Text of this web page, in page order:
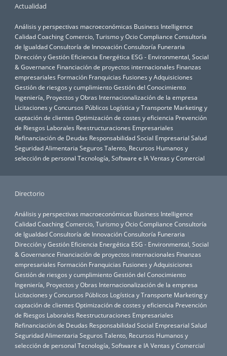
Actualidad
Análisis y perspectivas macroeconómicas Business Intelligence
CalidadCoachingComercio, Turismo y OcioCompliance Consultoría
de IgualdadConsultoría de InnovaciónConsultoría Funeraria
Dirección y Gestión Eficiencia Energética ESG - Environmental, Social
& Governance Financiación de proyectos internacionales Finanzas
empresariales Formación Franquicias Fusiones y Adquisiciones
Gestión de riesgos y cumplimientoGestión del Conocimiento
Ingeniería, Proyectos y Obras Internacionalización de la empresa
Licitaciones y Concursos Públicos Logística y Transporte Marketing y
captación de clientes Optimización de costes y eficiencia Prevención
de Riesgos Laborales Reestructuraciones Empresariales
Refinanciación de Deudas Responsabilidad Social Empresarial Salud
Seguridad Alimentaria Seguros Talento, Recursos Humanos y
selección de personal Tecnología, Software e IA Ventas y Comercial
Directorio
Análisis y perspectivas macroeconómicas Business Intelligence
CalidadCoachingComercio, Turismo y OcioCompliance Consultoría
de IgualdadConsultoría de InnovaciónConsultoría Funeraria
Dirección y Gestión Eficiencia Energética ESG - Environmental, Social
& Governance Financiación de proyectos internacionales Finanzas
empresariales Formación Franquicias Fusiones y Adquisiciones
Gestión de riesgos y cumplimientoGestión del Conocimiento
Ingeniería, Proyectos y Obras Internacionalización de la empresa
Licitaciones y Concursos Públicos Logística y Transporte Marketing y
captación de clientes Optimización de costes y eficiencia Prevención
de Riesgos Laborales Reestructuraciones Empresariales
Refinanciación de Deudas Responsabilidad Social Empresarial Salud
Seguridad Alimentaria Seguros Talento, Recursos Humanos y
selección de personal Tecnología, Software e IA Ventas y Comercial